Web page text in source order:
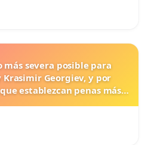
más severa posible para
Krasimir Georgiev, y por
establezcan penas más